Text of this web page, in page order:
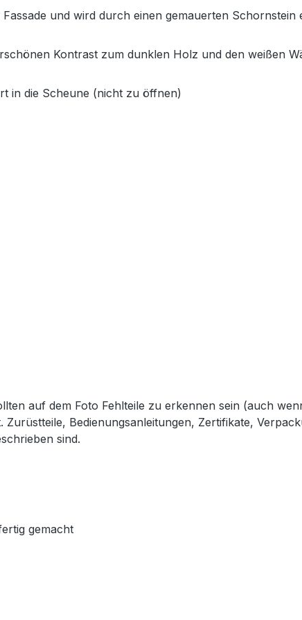
und wird durch einen gemauerten Schornstein
Kontrast zum dunklen Holz und den weißen
in die Scheune (nicht zu öffnen)
auf dem Foto Fehlteile zu erkennen sein (auch
Bedienungsanleitungen, Zertifikate,
sind.
gemacht